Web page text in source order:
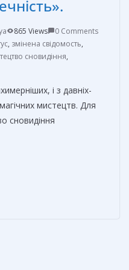
865 Views
0 Comments
, змінена свідомость,
сновидіння,
і з давніх-
мистецтв. Для
сновидіння